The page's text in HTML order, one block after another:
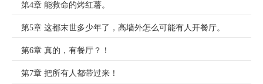
第4章 能救命的烤红薯。
第5章 这都末世多少年了，高墙外怎么可能有人开餐厅。
第6章 真的，有餐厅？！
第7章 把所有人都带过来！